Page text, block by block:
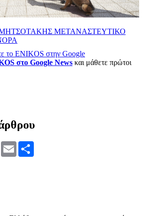
ΜΕΤΑΝΑΣΤΕΥΤΙΚΟ
το ENIKOS στην Google
στο Google News και μάθετε πρώτοι
WhatsApp
Email